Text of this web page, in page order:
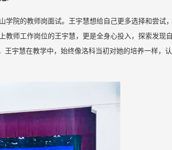
学院的教师岗面试。王宇慧想给自己更多选择和尝试
教师工作岗位的王宇慧，更是全身心投入，探索发现
宇慧在教学中，始终像洛科当初对她的培养一样，认